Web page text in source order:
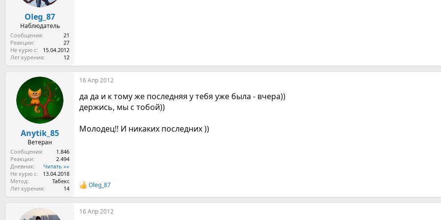
Oleg_87
Наблюдатель
Сообщения
21
Реакции
27
Не курю с
15.04.2012
Лет курения
12
Anytik_85
Ветеран
Сообщения
1.846
Реакции
2.494
Дневник
Читать »»
Не курю с
13.04.2018
Метод
Табекс
Лет курения
14
16 Апр 2012
да да и к тому же последняя у тебя уже была - вчера))
держись, мы с тобой))
Молодец!! И никаких последних ))
Р
е
а
к
Oleg_87
16 Апр 2012